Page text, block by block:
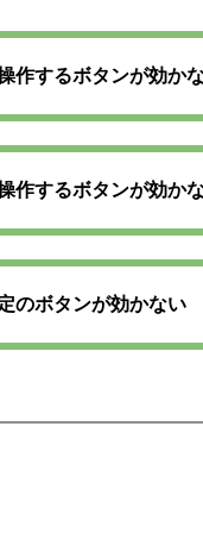
作するボタンが効か
作するボタンが効か
のボタンが効かない